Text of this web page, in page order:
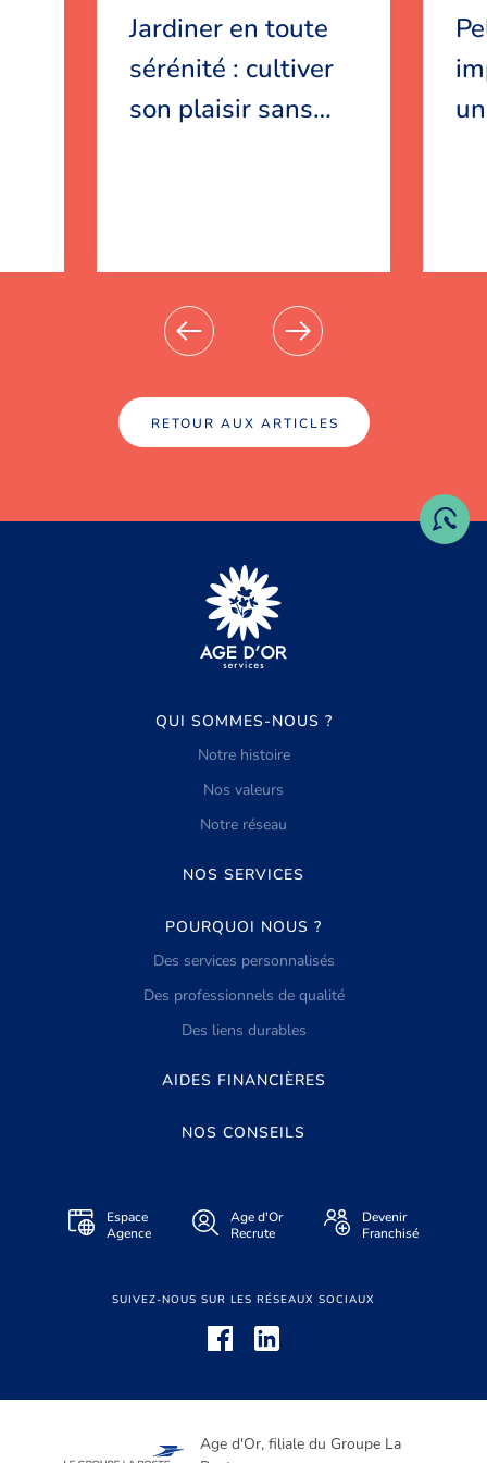
Jardiner en toute
sérénité : cultiver
son plaisir sans…
RETOUR AUX ARTICLES
QUI SOMMES-NOUS ?
Notre histoire
Nos valeurs
Notre réseau
NOS SERVICES
POURQUOI NOUS ?
Des services personnalisés
Des professionnels de qualité
Des liens durables
AIDES FINANCIÈRES
NOS CONSEILS
Espace
Agence
Age d'Or
Recrute
Devenir
Franchisé
SUIVEZ-NOUS SUR LES RÉSEAUX SOCIAUX
Age d'Or, filiale du Groupe La